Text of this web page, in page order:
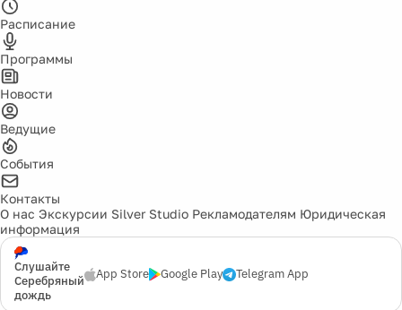
Расписание
Программы
Новости
Ведущие
События
Контакты
О нас Экскурсии Silver Studio Рекламодателям Юридическая
информация
Слушайте
Серебряный
дождь
App Store Google Play Telegram App